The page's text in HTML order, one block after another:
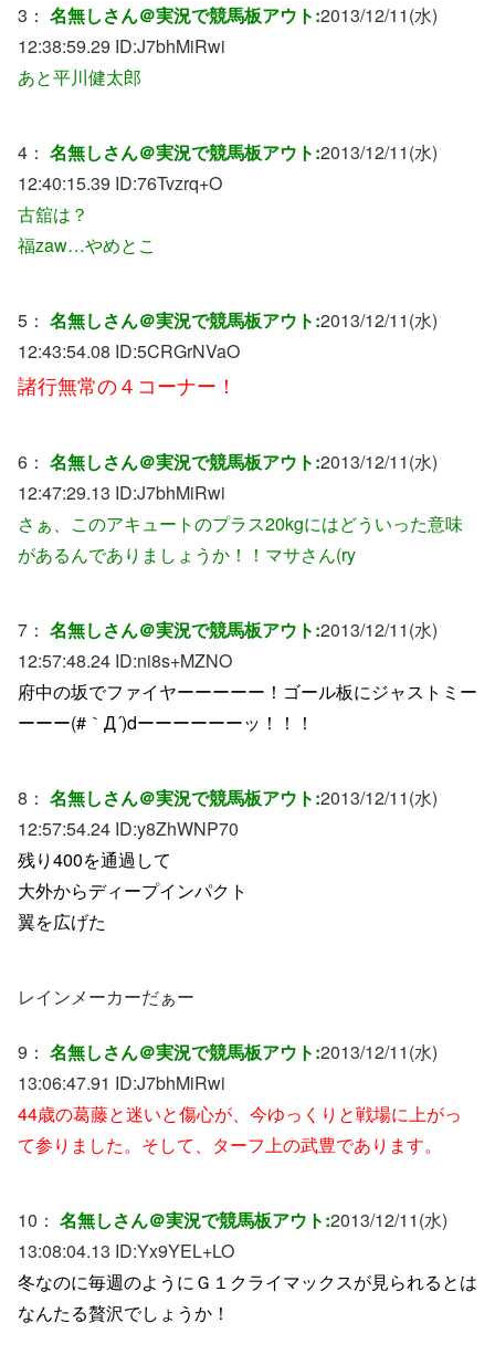
3： 名無しさん＠実況で競馬板アウト:2013/12/11(水)
12:38:59.29 ID:J7bhMiRwi
あと平川健太郎
4： 名無しさん＠実況で競馬板アウト:2013/12/11(水)
12:40:15.39 ID:76Tvzrq+O
古舘は？
福zaw…やめとこ
5： 名無しさん＠実況で競馬板アウト:2013/12/11(水)
12:43:54.08 ID:5CRGrNVaO
諸行無常の４コーナー！
6： 名無しさん＠実況で競馬板アウト:2013/12/11(水)
12:47:29.13 ID:J7bhMiRwi
さぁ、このアキュートのプラス20kgにはどういった意味
があるんでありましょうか！！マサさん(ry
7： 名無しさん＠実況で競馬板アウト:2013/12/11(水)
12:57:48.24 ID:ni8s+MZNO
府中の坂でファイヤーーーーー！ゴール板にジャストミー
ーーー(#｀Д´)dーーーーーーッ！！！
8： 名無しさん＠実況で競馬板アウト:2013/12/11(水)
12:57:54.24 ID:y8ZhWNP70
残り400を通過して
大外からディープインパクト
翼を広げた
レインメーカーだぁー
9： 名無しさん＠実況で競馬板アウト:2013/12/11(水)
13:06:47.91 ID:J7bhMiRwi
44歳の葛藤と迷いと傷心が、今ゆっくりと戦場に上がっ
て参りました。そして、ターフ上の武豊であります。
10： 名無しさん＠実況で競馬板アウト:2013/12/11(水)
13:08:04.13 ID:Yx9YEL+LO
冬なのに毎週のようにＧ１クライマックスが見られるとは
なんたる贅沢でしょうか！